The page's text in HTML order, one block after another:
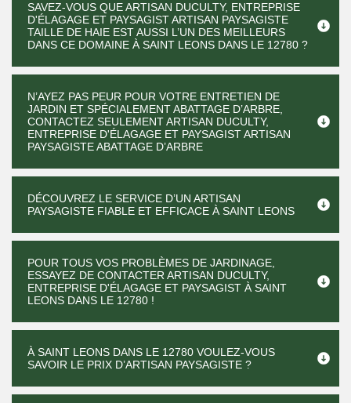
SAVEZ-VOUS QUE ARTISAN DUCULTY, ENTREPRISE
D'ÉLAGAGE ET PAYSAGIST ARTISAN PAYSAGISTE
TAILLE DE HAIE EST AUSSI L’UN DES MEILLEURS
DANS CE DOMAINE À SAINT LEONS DANS LE 12780 ?
N’AYEZ PAS PEUR POUR VOTRE ENTRETIEN DE
JARDIN ET SPÉCIALEMENT ABATTAGE D’ARBRE,
CONTACTEZ SEULEMENT ARTISAN DUCULTY,
ENTREPRISE D'ÉLAGAGE ET PAYSAGIST ARTISAN
PAYSAGISTE ABATTAGE D’ARBRE
DÉCOUVREZ LE SERVICE D’UN ARTISAN
PAYSAGISTE FIABLE ET EFFICACE À SAINT LEONS
POUR TOUS VOS PROBLÈMES DE JARDINAGE,
ESSAYEZ DE CONTACTER ARTISAN DUCULTY,
ENTREPRISE D'ÉLAGAGE ET PAYSAGIST À SAINT
LEONS DANS LE 12780 !
À SAINT LEONS DANS LE 12780 VOULEZ-VOUS
SAVOIR LE PRIX D’ARTISAN PAYSAGISTE ?